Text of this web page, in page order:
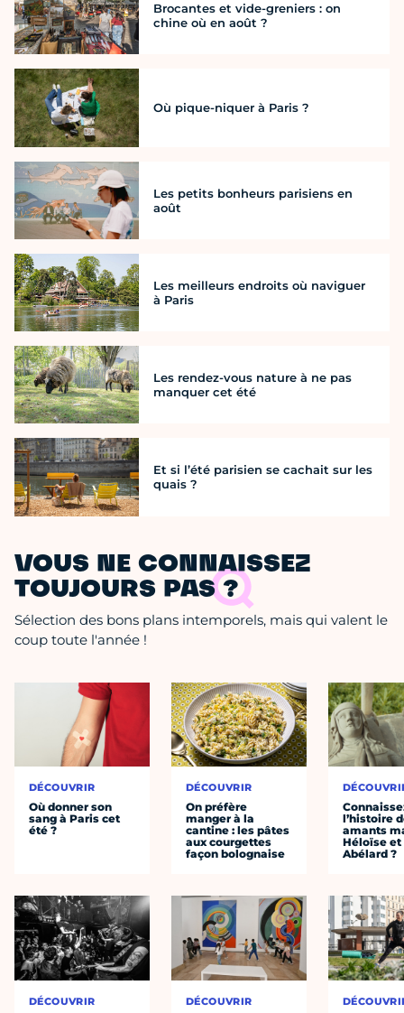
Brocantes et vide-greniers : on
chine où en août ?
Où pique-niquer à Paris ?
Les petits bonheurs parisiens en
août
Les meilleurs endroits où naviguer
à Paris
Les rendez-vous nature à ne pas
manquer cet été
Et si l’été parisien se cachait sur les
quais ?
VOUS NE CONNAISSEZ
TOUJOURS PAS ?
Sélection des bons plans intemporels, mais qui valent le
coup toute l'année !
DÉCOUVRIR
Où donner son
sang à Paris cet
été ?
DÉCOUVRIR
DÉCOUVRIR
On préfère
manger à la
cantine : les pâtes
aux courgettes
façon bolognaise
DÉCOUVRIR
l’histoire
amants
Héloïse et
Abélard ?